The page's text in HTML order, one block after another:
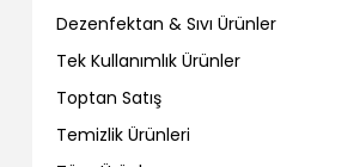
Dezenfektan & Sıvı Ürünler
Tek Kullanımlık Ürünler
Toptan Satış
Temizlik Ürünleri